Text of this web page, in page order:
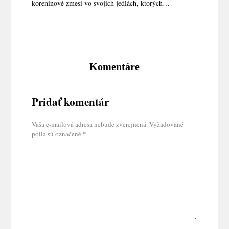
koreninové zmesi vo svojich jedlách, ktorých…
Komentáre
Pridať komentár
Vaša e-mailová adresa nebude zverejnená.Vyžadované
polia sú označené *